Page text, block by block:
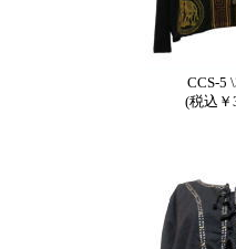
CCS-5
(税込￥